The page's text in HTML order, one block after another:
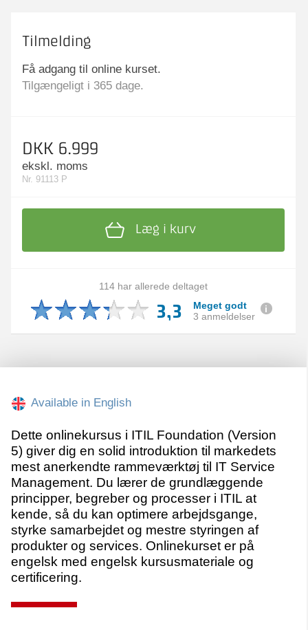
Tilmelding
Få adgang til online kurset.
Tilgængeligt i 365 dage.
DKK 6.999
ekskl. moms
Nr. 91113 P
Læg i kurv
114 har allerede deltaget
3,3
Meget godt
3 anmeldelser
Available in English
Dette onlinekursus i ITIL Foundation (Version
5) giver dig en solid introduktion til markedets
mest anerkendte rammeværktøj til IT Service
Management. Du lærer de grundlæggende
principper, begreber og processer i ITIL at
kende, så du kan optimere arbejdsgange,
styrke samarbejdet og mestre styringen af
produkter og services. Onlinekurset er på
engelsk med engelsk kursusmateriale og
certificering.